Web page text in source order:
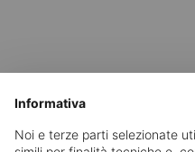
Informativa
Noi e terze parti selezionate